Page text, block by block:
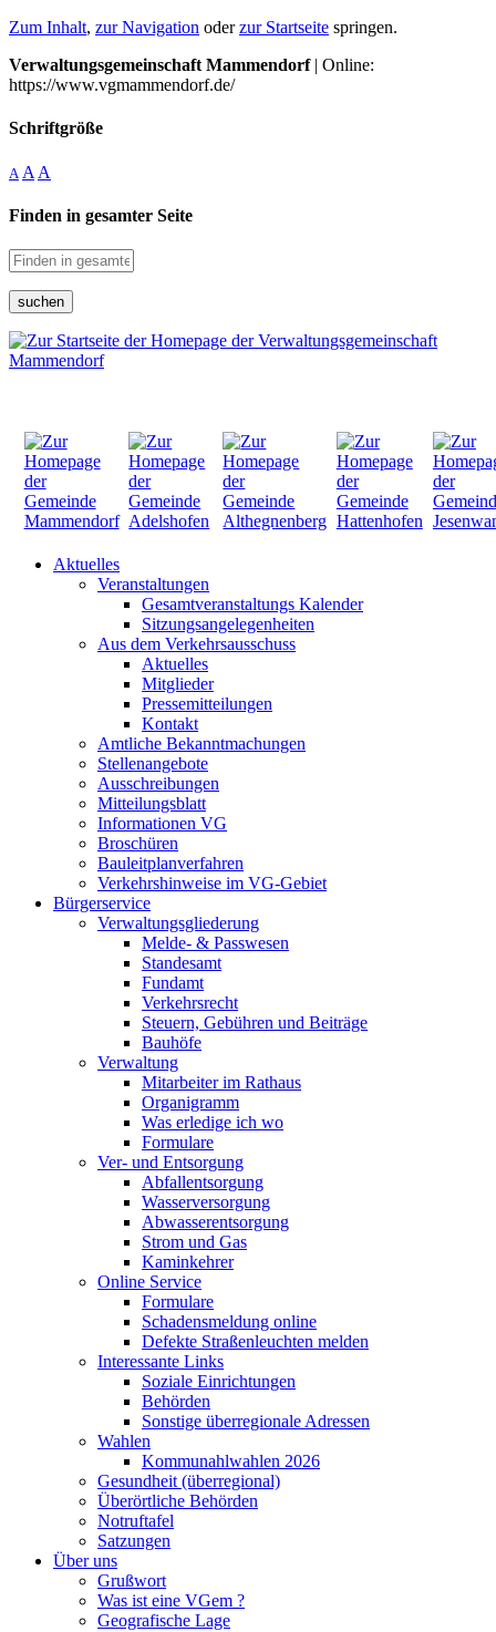
Zum Inhalt, zur Navigation oderzur Startseite springen.
Verwaltungsgemeinschaft Mammendorf| Online:
https://www.vgmammendorf.de/
Schriftgröße
A A A
Finden in gesamter Seite
suchen
Aktuelles
Veranstaltungen
Gesamtveranstaltungs Kalender
Sitzungsangelegenheiten
Aus dem Verkehrsausschuss
Aktuelles
Mitglieder
Pressemitteilungen
Kontakt
Amtliche Bekanntmachungen
Stellenangebote
Ausschreibungen
Mitteilungsblatt
Informationen VG
Broschüren
Bauleitplanverfahren
Verkehrshinweise im VG-Gebiet
Bürgerservice
Verwaltungsgliederung
Melde- & Passwesen
Standesamt
Fundamt
Verkehrsrecht
Steuern, Gebühren und Beiträge
Bauhöfe
Verwaltung
Mitarbeiter im Rathaus
Organigramm
Was erledige ich wo
Formulare
Ver- und Entsorgung
Abfallentsorgung
Wasserversorgung
Abwasserentsorgung
Strom und Gas
Kaminkehrer
Online Service
Formulare
Schadensmeldung online
Defekte Straßenleuchten melden
Interessante Links
Soziale Einrichtungen
Behörden
Sonstige überregionale Adressen
Wahlen
Kommunahlwahlen 2026
Gesundheit (überregional)
Überörtliche Behörden
Notruftafel
Satzungen
Über uns
Grußwort
Was ist eine VGem ?
Geografische Lage